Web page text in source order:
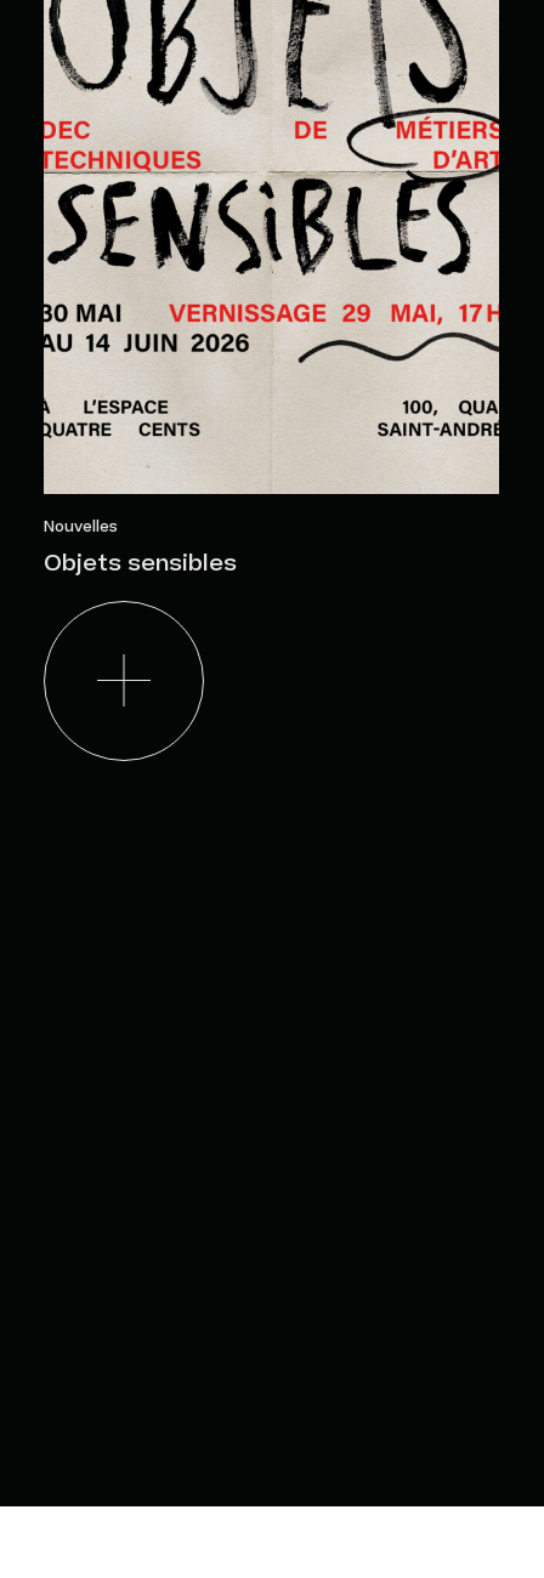
Nouvelles
Objets sensibles